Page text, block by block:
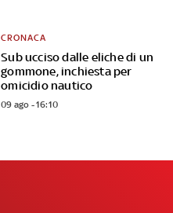
Sub ucciso dalle eliche di un
gommone, inchiesta per
omicidio nautico
CRONACA
09 ago - 16:10